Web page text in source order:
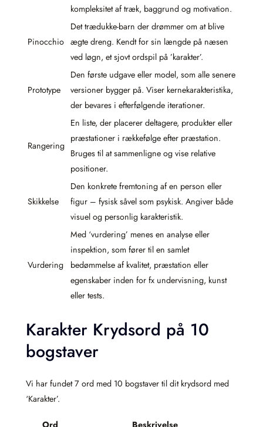
kompleksitet af træk, baggrund og motivation.
Pinocchio
Det trædukke-barn der drømmer om at blive
ægte dreng. Kendt for sin længde på næsen
ved løgn, et sjovt ordspil på ’karakter’.
Prototype
Den første udgave eller model, som alle senere
versioner bygger på. Viser kernekarakteristika,
der bevares i efterfølgende iterationer.
Rangering
En liste, der placerer deltagere, produkter eller
præstationer i rækkefølge efter præstation.
Bruges til at sammenligne og vise relative
positioner.
Skikkelse
Den konkrete fremtoning af en person eller
figur – fysisk såvel som psykisk. Angiver både
visuel og personlig karakteristik.
Vurdering
Med ‘vurdering’ menes en analyse eller
inspektion, som fører til en samlet
bedømmelse af kvalitet, præstation eller
egenskaber inden for fx undervisning, kunst
eller tests.
Karakter Krydsord på 10
bogstaver
Vi har fundet 7 ord med 10 bogstaver til dit krydsord med
‘Karakter’.
Ord Beskrivelse